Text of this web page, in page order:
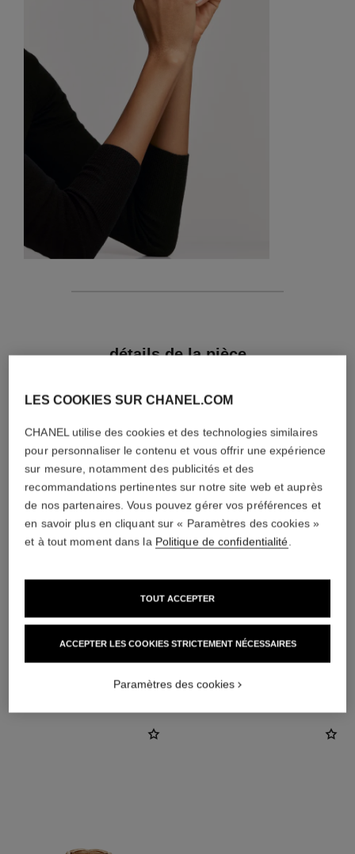
détails de la pièce
matériau
Or blanc 18 carats (750/1000)
DÉCOUVREZ AUSSI
LES COOKIES SUR CHANEL.COM
CHANEL utilise des cookies et des technologies similaires
pour personnaliser le contenu et vous offrir une expérience
sur mesure, notamment des publicités et des
recommandations pertinentes sur notre site web et auprès
de nos partenaires. Vous pouvez gérer vos préférences et
en savoir plus en cliquant sur « Paramètres des cookies »
et à tout moment dans la Politique de confidentialité
ACCEPTER LES COOKIES STRICTEMENT NÉCESSAIRES
TOUT ACCEPTER
Paramètres des cookies